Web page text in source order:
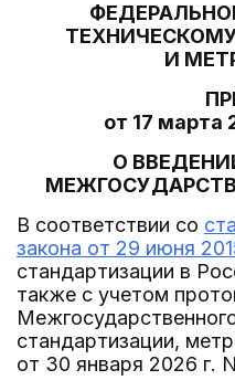
И
от 17 марта
О
В соответствии со
закона от 29 июня
стандартизации в
также с учетом
стандартизации,
от 30 января 2026 г.